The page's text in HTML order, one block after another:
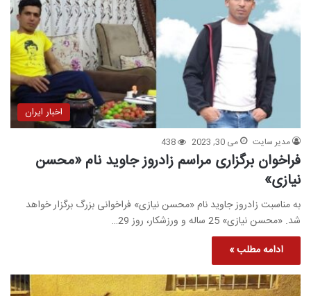
اخبار ایران
مدیر سایت می 30, 2023 438
فراخوان برگزاری مراسم زادروز جاوید نام «محسن
نیازی»
به مناسبت زادروز جاوید نام «محسن نیازی» فراخوانی بزرگ برگزار خواهد
شد. «محسن نیازی» 25 ساله و ورزشکار، روز 29…
ادامه مطلب »